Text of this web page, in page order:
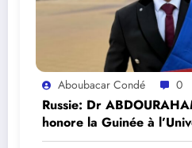
Aboubacar Condé 0
Russie: Dr
honore la Guinée à
des Peuples « Patrice